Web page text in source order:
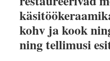
kohv ja kook
ning tellimusi